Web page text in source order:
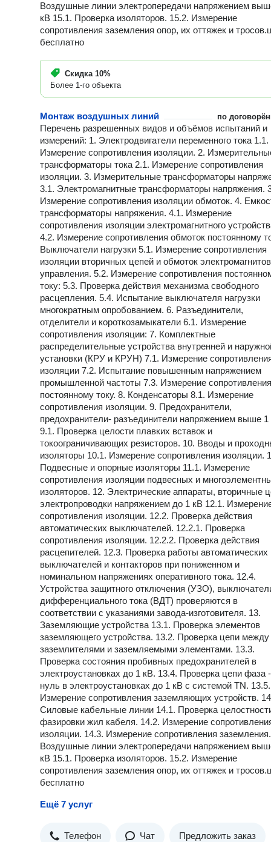
Воздушные линии электропередачи напряжением
кВ 15.1. Проверка изоляторов. 15.2. Измерение
сопротивления заземления опор, их оттяжек и
бесплатно
Скидка 10%
Более 1-го объекта
Монтаж воздушных линий по
Перечень разрешенных видов и объёмов испытаний и
измерений: 1. Электродвигатели переменного тока 1.1.
Измерение сопротивления изоляции. 2.
трансформаторы тока 2.1. Измерение сопротивления
изоляции. 3. Измерительные трансформаторы
3.1. Электромагнитные трансформаторы напряжения.
Измерение сопротивления изоляции обмоток. 4.
трансформаторы напряжения. 4.1. Измерение
сопротивления изоляции электромагнитного
4.2. Измерение сопротивления обмоток постоянному
Выключатели нагрузки 5.1. Измерение сопротивления
изоляции вторичных цепей и обмоток электромагнитов
управления. 5.2. Измерение сопротивления
току: 5.3. Проверка действия механизма свободного
расцепления. 5.4. Испытание выключателя нагрузки
многократным опробованием. 6. Разъединители,
отделители и короткозамыкатели 6.1. Измерение
сопротивления изоляции: 7. Комплектные
распределительные устройства внутренней и
установки (КРУ и КРУН) 7.1. Измерение
изоляции 7.2. Испытание повышенным напряжением
промышленной частоты 7.3. Измерение сопротивления
постоянному току. 8. Конденсаторы 8.1. Измерение
сопротивления изоляции. 9. Предохранители,
предохранители- разъединители напряжением выше 1
9.1. Проверка целости плавких вставок и
токоограничивающих резисторов. 10. Вводы и
изоляторы 10.1. Измерение сопротивления изоляции.
Подвесные и опорные изоляторы 11.1. Измерение
сопротивления изоляции подвесных и
изоляторов. 12. Электрические аппараты, вторичные
электропроводки напряжением до 1 кВ 12.1.
сопротивления изоляции. 12.2. Проверка действия
автоматических выключателей. 12.2.1. Проверка
сопротивления изоляции. 12.2.2. Проверка действия
расцепителей. 12.3. Проверка работы автоматических
выключателей и контакторов при пониженном и
номинальном напряжениях оперативного тока. 12.4.
Устройства защитного отключения (УЗО),
дифференциального тока (ВДТ) проверяются в
соответствии с указаниями завода-изготовителя. 13.
Заземляющие устройства 13.1. Проверка элементов
заземляющего устройства. 13.2. Проверка цепи между
заземлителями и заземляемыми элементами. 13.3.
Проверка состояния пробивных предохранителей в
электроустановках до 1 кВ. 13.4. Проверка цепи фаза -
нуль в электроустановках до 1 кВ с системой TN. 13.5.
Измерение сопротивления заземляющих устройств.
Силовые кабельные линии 14.1. Проверка
фазировки жил кабеля. 14.2. Измерение
изоляции. 14.3. Измерение сопротивления
Воздушные линии электропередачи напряжением
кВ 15.1. Проверка изоляторов. 15.2. Измерение
сопротивления заземления опор, их оттяжек и
бесплатно
Ещё 7 услуг
Телефон Чат Предложить заказ